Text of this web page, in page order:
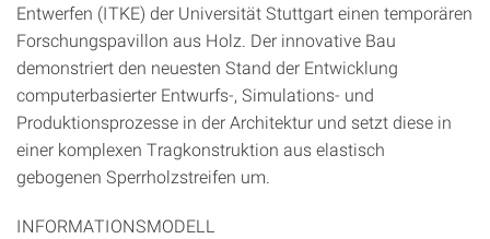
Entwerfen (ITKE) der Universität Stuttgart einen temporären
Forschungspavillon aus Holz. Der innovative Bau
demonstriert den neuesten Stand der Entwicklung
computerbasierter Entwurfs-, Simulations- und
Produktionsprozesse in der Architektur und setzt diese in
einer komplexen Tragkonstruktion aus elastisch
gebogenen Sperrholzstreifen um.
INFORMATIONSMODELL